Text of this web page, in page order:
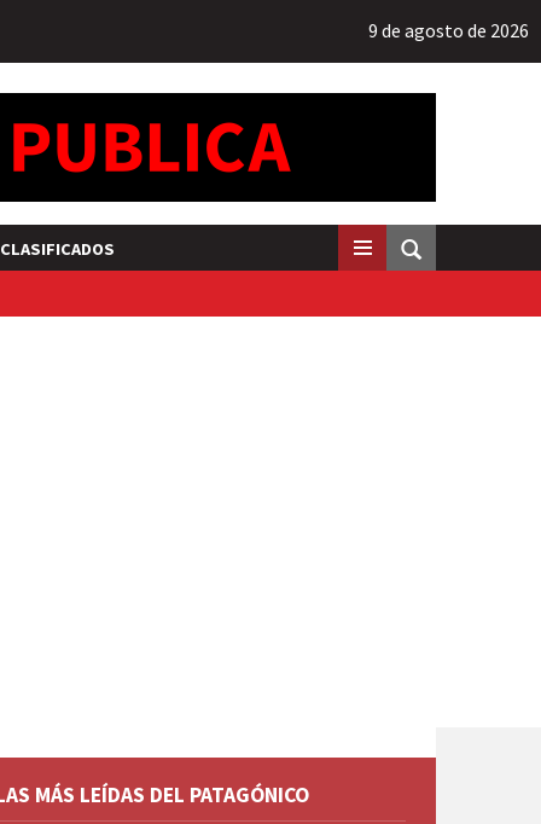
9 de agosto de 2026
CLASIFICADOS
MÁS LEÍDAS DEL PATAGÓNICO